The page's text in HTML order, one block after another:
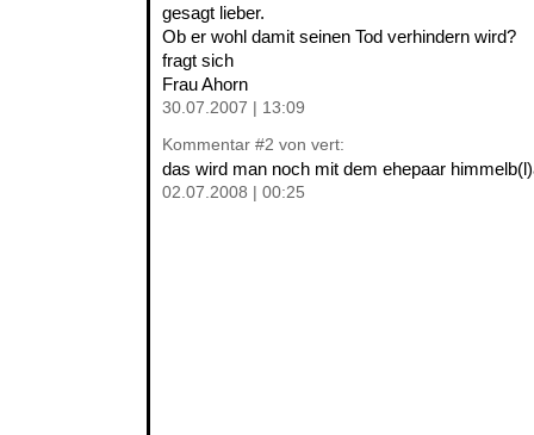
gesagt lieber.
Ob er wohl damit seinen Tod verhindern wird?
fragt sich
Frau Ahorn
30.07.2007 | 13:09
Kommentar #2 von vert:
das wird man noch mit dem ehepaar
02.07.2008 | 00:25